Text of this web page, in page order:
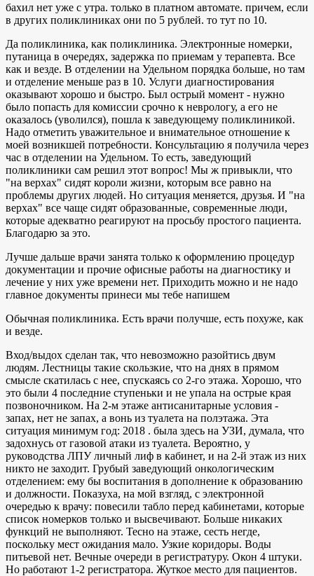
бахил нет уже с утра. только в платном автомате. причем, если
в других поликлиниках они по 5 рублей. то тут по 10.
Да поликлиника, как поликлиника. Электронные номерки,
путаница в очередях, задержка по приемам у терапевта. Все
как и везде. В отделении на Удельном порядка больше, но там
и отделение меньше раз в 10. Услуги диагностирования
оказывают хорошо и быстро. Был острый момент - нужно
было попасть для комиссии срочно к неврологу, а его не
оказалось (уволился), пошла к заведующему поликлиникой.
Надо отметить уважительное и внимательное отношение к
моей возникшей потребности. Консультацию я получила через
час в отделении на Удельном. То есть, заведующий
поликлиники сам решил этот вопрос! Мы ж привыкли, что
"на верхах" сидят короли жизни, которым все равно на
проблемы других людей. Но ситуация меняется, друзья. И "на
верхах" все чаще сидят образованные, современные люди,
которые адекватно реагируют на просьбу простого пациента.
Благодарю за это.
Лучше дальше врачи занята только к оформлению процедур
документации и прочие офисные работы на диагностику и
лечение у них уже времени нет. Приходить можно и не надо
главное документы принеси мы тебе напишем
Обычная поликлиника. Есть врачи получше, есть похуже, как
и везде.
Вход/выдох сделан так, что невозможно разойтись двум
людям. Лестницы такие скользкие, что на днях в прямом
смысле скатилась с нее, спускаясь со 2-го этажа. Хорошо, что
это были 4 последние ступеньки и не упала на острые края
позвоночником. На 2-м этаже антисанитарные условия -
запах, нет не запах, а вонь из туалета на полэтажа. Эта
ситуация минимум год: 2018 . была здесь на УЗИ, думала, что
задохнусь от газовой атаки из туалета. Вероятно, у
руководства ЛПУ личный лиф в кабинет, и на 2-й этаж из них
никто не заходит. Грубый заведующий онкологическим
отделением: ему бы воспитания в дополнение к образованию
и должности. Показуха, на мой взгляд, с электронной
очередью к врачу: повесили табло перед кабинетами, которые
список номерков только и высвечивают. Больше никаких
функций не выполняют. Тесно на этаже, сесть негде,
поскольку мест ожидания мало. Узкие коридоры. Воды
питьевой нет. Вечные очереди в регистратуру. Окон 4 штуки.
Но работают 1-2 регистратора. Жуткое место для пациентов.